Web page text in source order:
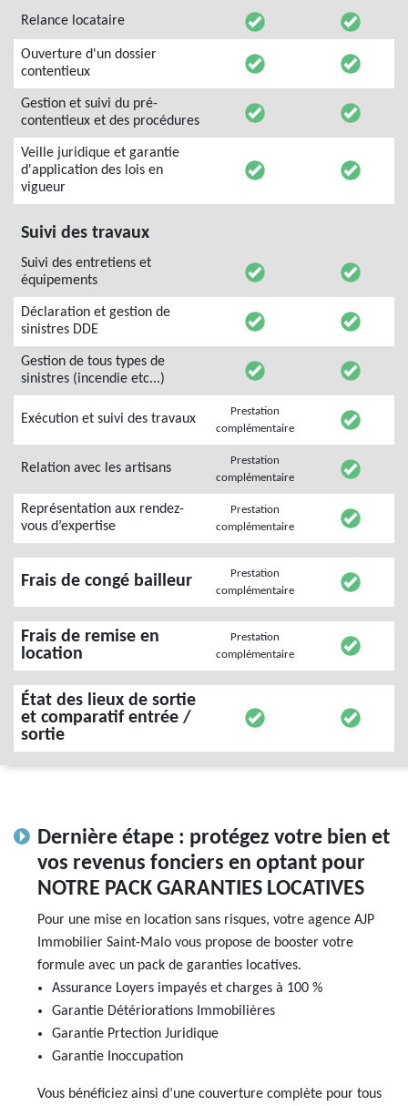
Relance locataire
Ouverture d'un dossier
contentieux
Gestion et suivi du pré-
contentieux et des procédures
Veille juridique et garantie
d'application des lois en
vigueur
Suivi des travaux
Suivi des entretiens et
équipements
Déclaration et gestion de
sinistres DDE
Gestion de tous types de
sinistres (incendie etc...)
Exécution et suivi des travaux
Prestation
complémentaire
Relation avec les artisans
Prestation
complémentaire
Représentation aux rendez-
vous d’expertise
Prestation
complémentaire
Frais de congé bailleur
Prestation
complémentaire
Frais de remise en
location
Prestation
complémentaire
État des lieux de sortie
et comparatif entrée /
sortie
Dernière étape : protégez votre bien et
vos revenus fonciers en optant pour
NOTRE PACK GARANTIES LOCATIVES
Pour une mise en location sans risques, votre agence AJP
Immobilier Saint-Malo vous propose de booster votre
formule avec un pack de garanties locatives.
Assurance Loyers impayés et charges à 100 %
Garantie Détériorations Immobilières
Garantie Prtection Juridique
Garantie Inoccupation
Vous bénéficiez ainsi d’une couverture complète pour tous